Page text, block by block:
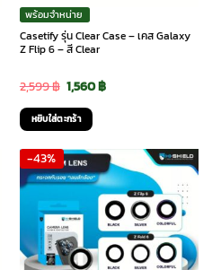
พร้อมจำหน่าย
Casetify รุ่น Clear Case – เคส Galaxy
Z Flip 6 – สี Clear
2,599฿ Original
price
was:
2,599 ฿.
1,560฿Current
1,560 ฿.
หยิบใส่ตะกร้า
-43%